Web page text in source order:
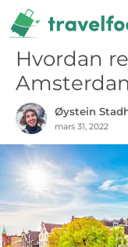
Hopp
til
innhold
Hvordan
Øystein
mars 31, 2022